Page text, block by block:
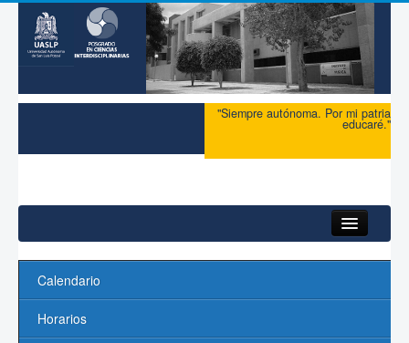
"Siempre autónoma. Por mi patria
educaré."
Acerca del PCI
Maestría
Calendario
Horarios